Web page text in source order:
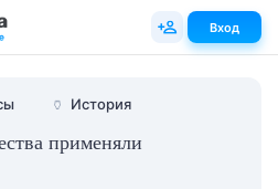
🏺 История
применяли
Вход